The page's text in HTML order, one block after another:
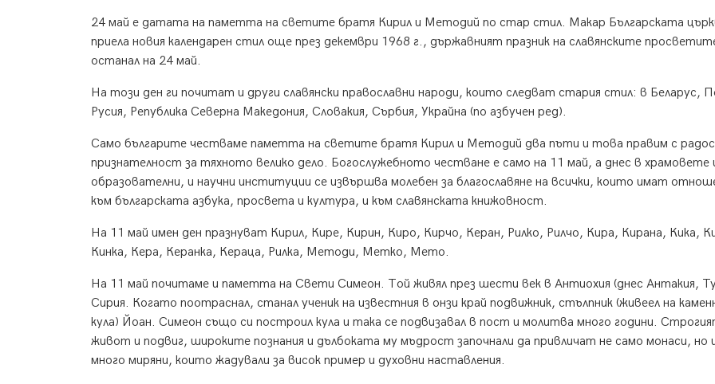
24 май е датата на паметта на светите братя Кирил и Методий по стар стил. Макар Българската
приела новия календарен стил още през декември 1968 г., държавният празник на славянските
останал на 24 май.
На този ден ги почитат и други славянски православни народи, които следват стария стил: в Беларус,
Русия, Република Северна Македония, Словакия, Сърбия, Украйна (по азбучен ред).
Само българите честваме паметта на светите братя Кирил и Методий два пъти и това правим с
признателност за тяхното велико дело. Богослужебното честване е само на 11 май, а днес в храмовете
образователни, и научни институции се извършва молебен за благославяне на всички, които имат
към българската азбука, просвета и култура, и към славянската книжовност.
На 11 май имен ден празнуват Кирил, Кире, Кирин, Киро, Кирчо, Керан, Рилко, Рилчо, Кира, Кирана, Кика,
Кинка, Кера, Керанка, Кераца, Рилка, Методи, Метко, Мето.
На 11 май почитаме и паметта на Свети Симеон. Той живял през шести век в Антиохия (днес Антакия,
Сирия. Когато поотраснал, станал ученик на известния в онзи край подвижник, стълпник (живеел на
кула) Йоан. Симеон също си построил кула и така се подвизавал в пост и молитва много години.
живот и подвиг, широките познания и дълбоката му мъдрост започнали да привличат не само монаси, но
много миряни, които жадували за висок пример и духовни наставления.